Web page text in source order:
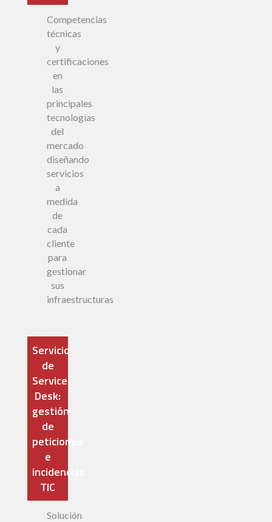
Competencias
técnicas
y
certificaciones
en
las
principales
tecnologías
del
mercado
diseñando
servicios
a
medida
de
cada
cliente
para
gestionar
sus
infraestructuras
Servicio
de
Service
Desk:
gestión
de
peticiones
e
incidencias
TIC
Solución